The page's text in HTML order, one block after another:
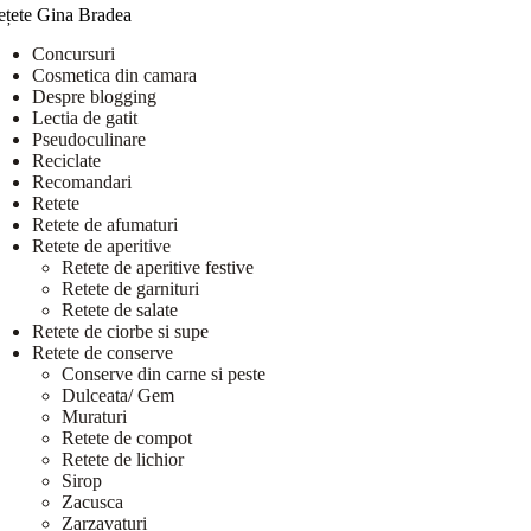
Gina Bradea
Concursuri
Cosmetica din camara
Despre blogging
Lectia de gatit
Pseudoculinare
Reciclate
Recomandari
Retete
Retete de afumaturi
Retete de aperitive
Retete de aperitive festive
Retete de garnituri
Retete de salate
Retete de ciorbe si supe
Retete de conserve
Conserve din carne si peste
Dulceata/ Gem
Muraturi
Retete de compot
Retete de lichior
Sirop
Zacusca
Zarzavaturi